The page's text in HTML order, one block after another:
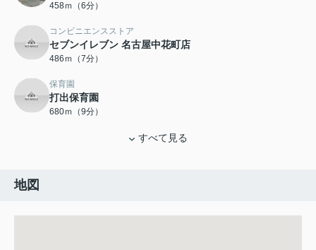
458ｍ（6分）
コンビニエンスストア
セブンイレブン 名古屋中花町店
486ｍ（7分）
保育園
打出保育園
680ｍ（9分）
すべて見る
地図